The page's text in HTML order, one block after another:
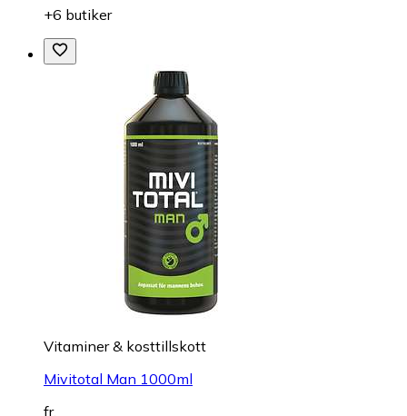
+6 butiker
Vitaminer & kosttillskott
Mivitotal Man 1000ml
fr.